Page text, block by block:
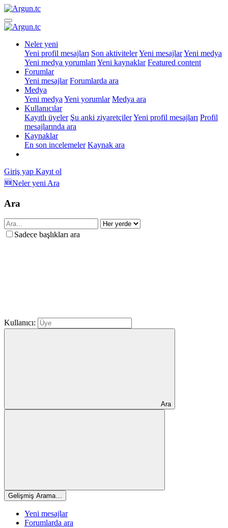
Neler yeni
Yeni profil mesajları Son aktivitelerYeni mesajlarYeni medya
Yeni medya yorumları Yeni kaynaklar Featured content
Forumlar
Yeni mesajlar Forumlarda ara
Medya
Yeni medya Yeni yorumlar Medya ara
Kullanıcılar
Kayıtlı üyeler Şu anki ziyaretçilerYeni profil mesajları Profil
mesajlarında ara
Kaynaklar
En son incelemeler Kaynak ara
Giriş yap Kayıt ol
🆕Neler yeni Ara
Ara
Sadece başlıkları ara
Kullanıcı:
Ara
Gelişmiş Arama…
Yeni mesajlar
Forumlarda ara